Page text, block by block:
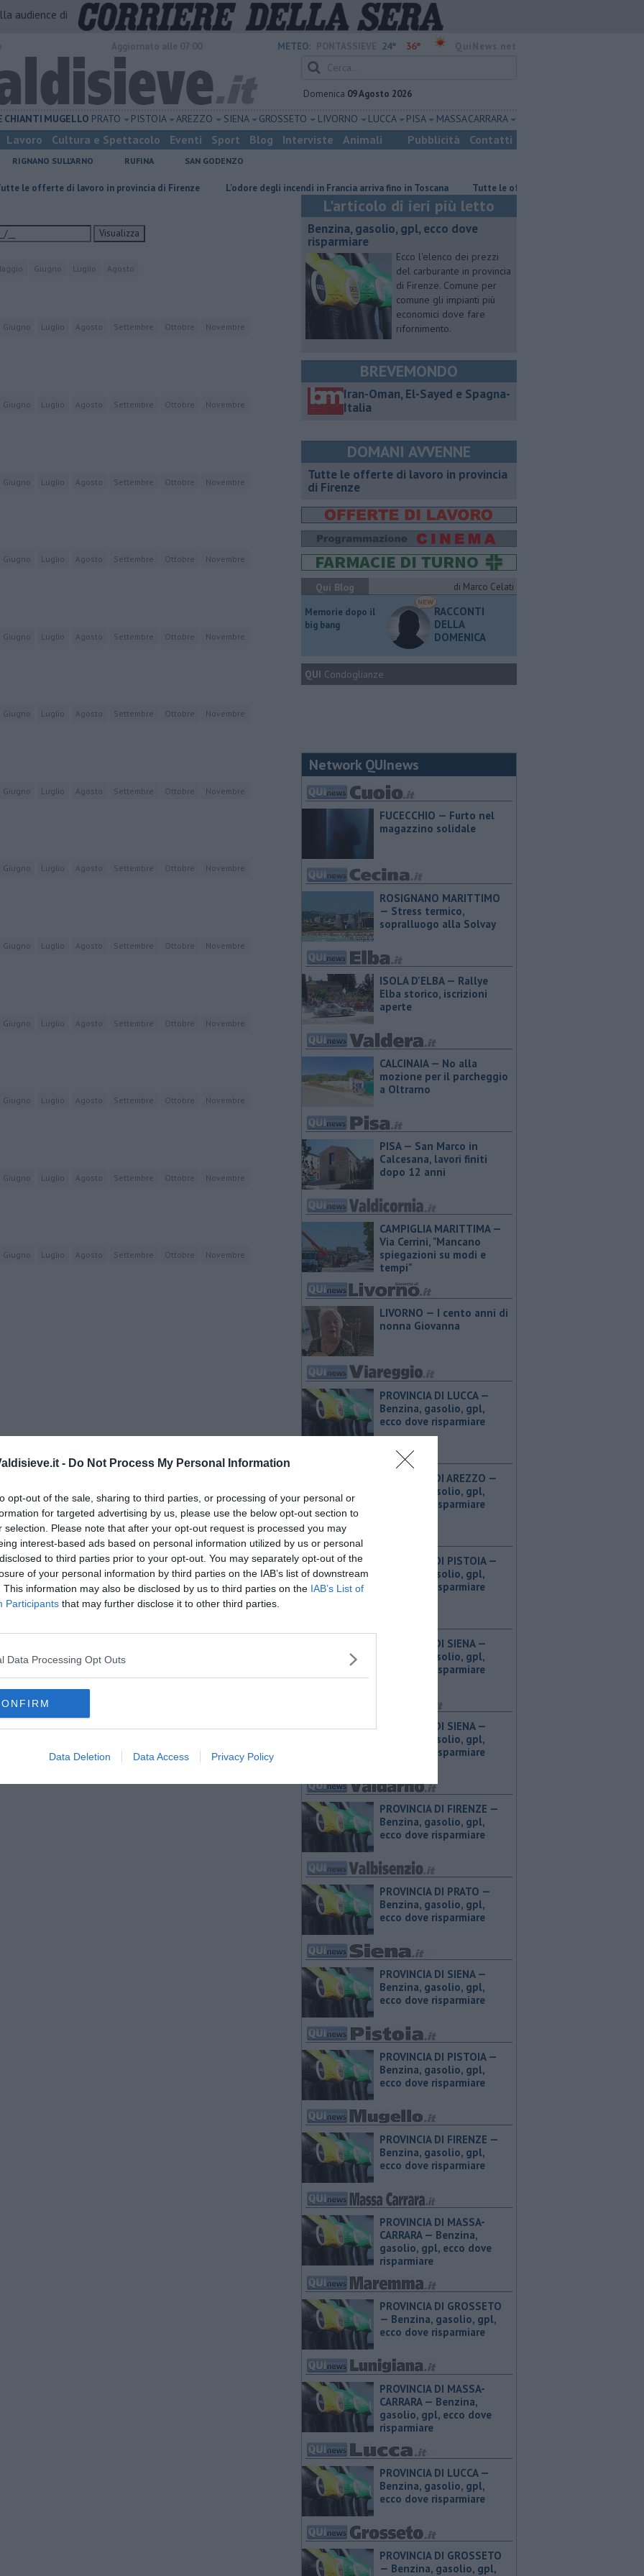
- Do Not Process My Personal Information
opt-out of the sale, sharing to third parties, or processing of your personal or
for targeted advertising by us, please use the below opt-out section to
selection. Please note that after your opt-out request is processed you may
interest-based ads based on personal information utilized by us or personal
to third parties prior to your opt-out. You may separately opt-out of the
of your personal information by third parties on the IAB’s list of downstream
This information may also be disclosed by us to third parties on the IAB’s List of
Participants that may further disclose it to other third parties.
Data Processing Opt Outs
Data Deletion Data Access Privacy Policy
audience di
METEO: 24° 36°
Domenica 09 Agosto 2026
CHIANTI MUGELLO PRATO PISTOIA AREZZO SIENA GROSSETO LIVORNO LUCCA PISA MASSA CARRARA
Lavoro Cultura e Spettacolo Eventi Sport Blog Interviste Animali Pubblicità Contatti
RIGNANO SULL'ARNO RUFINA SAN GODENZO
di lavoro in provincia di Firenze L'odore degli incendi in Francia arriva fino in Toscana ​Tutte le offerte di lavoro in provincia di Firenze
Visualizza
Giugno Luglio Agosto
Giugno Luglio Agosto Settembre Ottobre
Novembre
Giugno Luglio Agosto Settembre Ottobre
Novembre
Giugno Luglio Agosto Settembre Ottobre
Novembre
Giugno Luglio Agosto Settembre Ottobre
Novembre
Giugno Luglio Agosto Settembre Ottobre
Novembre
Giugno Luglio Agosto Settembre Ottobre
Novembre
Giugno Luglio Agosto Settembre Ottobre
Novembre
Giugno Luglio Agosto Settembre Ottobre
Novembre
Giugno Luglio Agosto Settembre Ottobre
Novembre
Giugno Luglio Agosto Settembre Ottobre
Novembre
Giugno Luglio Agosto Settembre Ottobre
Novembre
Giugno Luglio Agosto Settembre Ottobre
Novembre
Giugno Luglio Agosto Settembre Ottobre
Novembre
L'articolo di ieri più letto
​Benzina, gasolio, gpl, ecco dove
risparmiare
Ecco l'elenco dei prezzi
del carburante in provincia
di Firenze. Comune per
comune gli impianti più
economici dove fare
rifornimento.
BREVEMONDO
Iran-Oman, El-Sayed e Spagna-
Italia
DOMANI AVVENNE
​Tutte le offerte di lavoro in provincia
di Firenze
Qui Blog di Marco Celati
Memorie dopo il
big bang
RACCONTI
DELLA
DOMENICA
QUI Condoglianze
Network QUInews
FUCECCHIO — Furto nel
magazzino solidale
ROSIGNANO MARITTIMO
— Stress termico,
sopralluogo alla Solvay
ISOLA D'ELBA — Rallye
Elba storico, iscrizioni
aperte
CALCINAIA — No alla
mozione per il parcheggio
a Oltrarno
PISA — San Marco in
Calcesana, lavori finiti
dopo 12 anni
CAMPIGLIA MARITTIMA —
Via Cerrini, "Mancano
spiegazioni su modi e
tempi"
LIVORNO — I cento anni di
nonna Giovanna
PROVINCIA DI LUCCA — ​
Benzina, gasolio, gpl,
ecco dove risparmiare
PROVINCIA DI AREZZO — ​
Benzina, gasolio, gpl,
ecco dove risparmiare
PROVINCIA DI PISTOIA — ​
Benzina, gasolio, gpl,
ecco dove risparmiare
PROVINCIA DI SIENA — ​
Benzina, gasolio, gpl,
ecco dove risparmiare
PROVINCIA DI SIENA — ​
Benzina, gasolio, gpl,
ecco dove risparmiare
PROVINCIA DI FIRENZE — ​
Benzina, gasolio, gpl,
ecco dove risparmiare
PROVINCIA DI PRATO — ​
Benzina, gasolio, gpl,
ecco dove risparmiare
PROVINCIA DI SIENA — ​
Benzina, gasolio, gpl,
ecco dove risparmiare
PROVINCIA DI PISTOIA — ​
Benzina, gasolio, gpl,
ecco dove risparmiare
PROVINCIA DI FIRENZE — ​
Benzina, gasolio, gpl,
ecco dove risparmiare
PROVINCIA DI MASSA-
CARRARA — ​Benzina,
gasolio, gpl, ecco dove
risparmiare
PROVINCIA DI GROSSETO
— ​Benzina, gasolio, gpl,
ecco dove risparmiare
PROVINCIA DI MASSA-
CARRARA — ​Benzina,
gasolio, gpl, ecco dove
risparmiare
PROVINCIA DI LUCCA — ​
Benzina, gasolio, gpl,
ecco dove risparmiare
PROVINCIA DI GROSSETO
— ​Benzina, gasolio, gpl,